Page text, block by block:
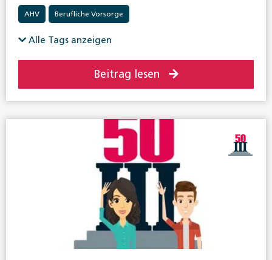
AHV Berufliche Vorsorge
Alle Tags anzeigen
Beitrag lesen